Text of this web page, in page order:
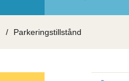
Parkeringstillstånd